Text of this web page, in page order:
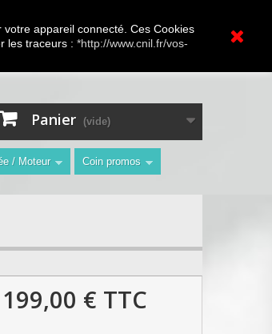
appareil connecté. Ces Cookies
les traceurs : *http://www.cnil.fr/vos-
Connexion
Contactez-nous
Panier (vide)
/ Moteur Coin promos
199,00 € TTC